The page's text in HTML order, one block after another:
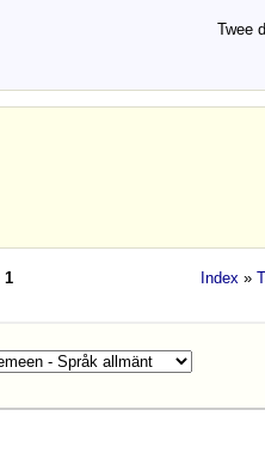
Twee
1 Index »